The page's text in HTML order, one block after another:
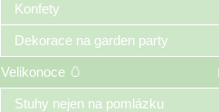
Konfety
Dekorace na garden party
Velikonoce 🥚
Stuhy nejen na pomlázku